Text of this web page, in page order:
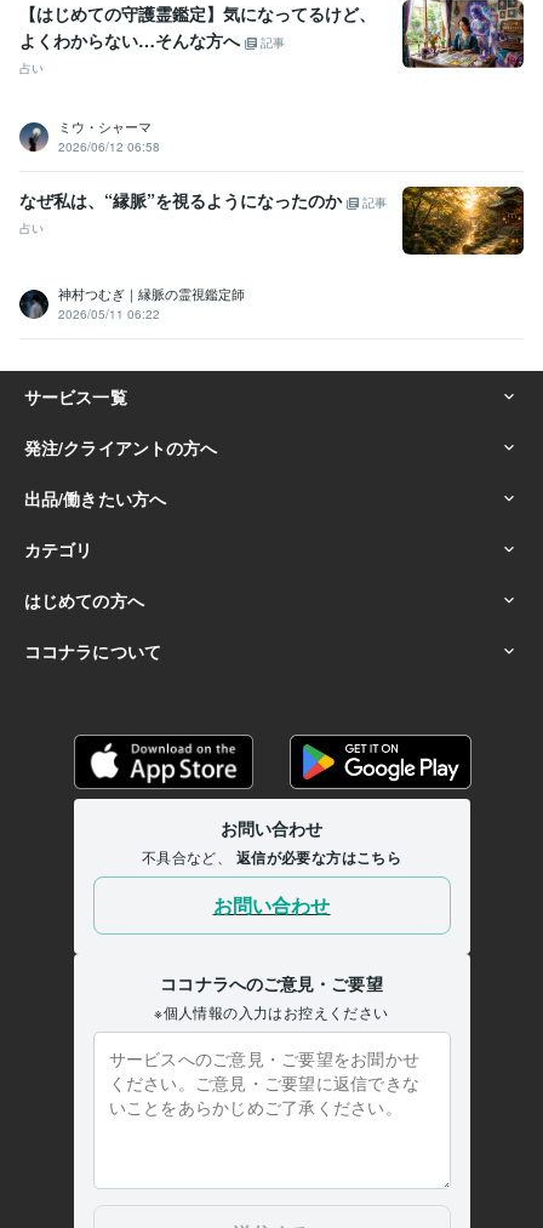
【はじめての守護霊鑑定】気になってるけど、
よくわからない…そんな方へ
記事
占い
ミウ・シャーマ
2026/06/12 06:58
なぜ私は、“縁脈”を視るようになったのか
記事
占い
神村つむぎ｜縁脈の霊視鑑定師
2026/05/11 06:22